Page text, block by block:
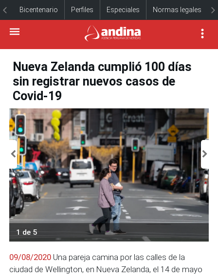
Bicentenario Perfiles Especiales Normas legales
Nueva Zelanda cumplió 100 días
sin registrar nuevos casos de
Covid-19
1 de 5
09/08/2020 Una pareja camina por las calles de la
ciudad de Wellington, en Nueva Zelanda, el 14 de mayo